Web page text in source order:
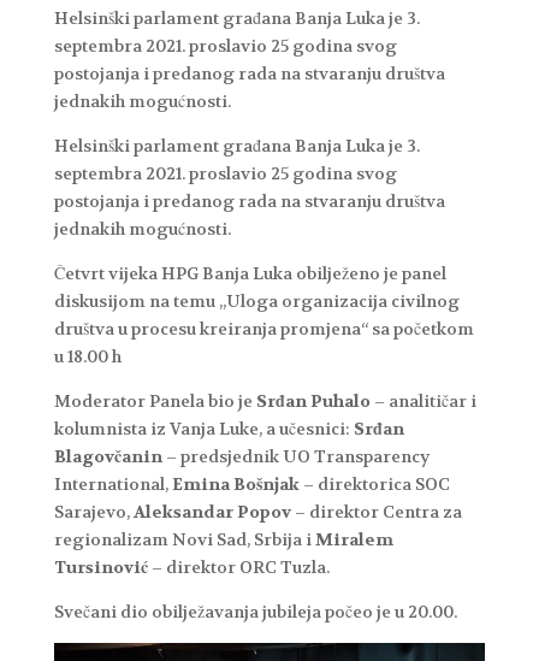
Helsinški parlament građana Banja Luka je 3.
septembra 2021. proslavio 25 godina svog
postojanja i predanog rada na stvaranju društva
jednakih mogućnosti.
Helsinški parlament građana Banja Luka je 3.
septembra 2021. proslavio 25 godina svog
postojanja i predanog rada na stvaranju društva
jednakih mogućnosti.
Četvrt vijeka HPG Banja Luka obilježeno je panel
diskusijom na temu „Uloga organizacija civilnog
društva u procesu kreiranja promjena“ sa početkom
u 18.00 h
Moderator Panela bio je Srđan Puhalo– analitičar i
kolumnista iz Vanja Luke, a učesnici: Srđan
Blagovčanin – predsjednik UO Transparency
International,Emina Bošnjak– direktorica SOC
Sarajevo,Aleksandar Popov– direktor Centra za
regionalizam Novi Sad, Srbija iMiralem
Tursinović– direktor ORC Tuzla.
Svečani dio obilježavanja jubileja počeo je u 20.00.